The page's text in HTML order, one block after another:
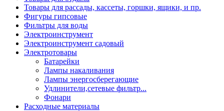
Товары для рассады, кассеты, горшки, ящики, и пр.
Фигуры гипсовые
Фильтры для воды
Электроинструмент
Электроинструмент садовый
Электротовары
Батарейки
Лампы накаливания
Лампы энергосберегающие
Удлинители,сетевые фильтр...
Фонари
Расходные материалы